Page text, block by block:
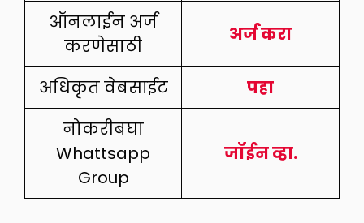
ऑनलाईन अर्ज
करणेसाठी
अर्ज करा
अधिकृत वेबसाईट
पहा
नोकरीबघा
Whattsapp
Group
जॉईन व्हा.